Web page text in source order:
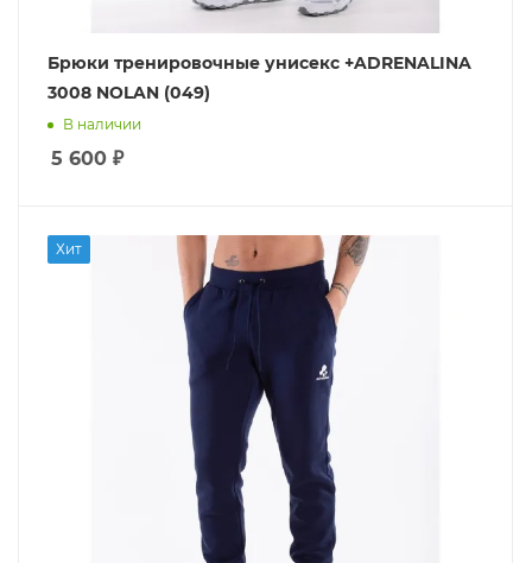
Брюки тренировочные унисекс +ADRENALINA
3008 NOLAN (049)
В наличии
5 600 ₽
Хит